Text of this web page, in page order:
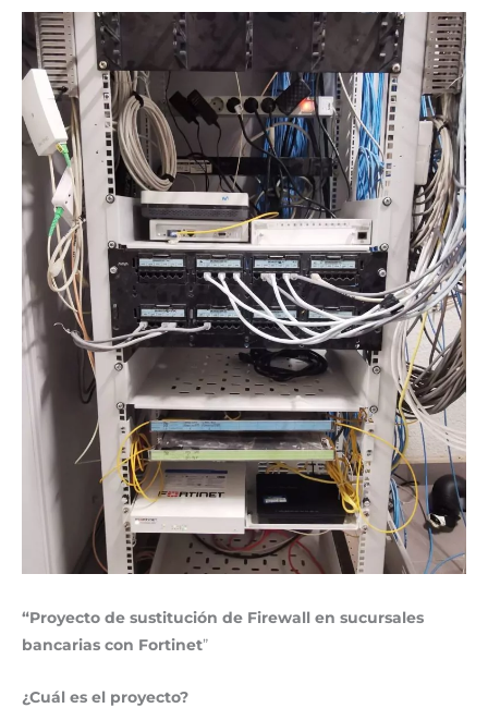
“Proyecto de sustitución de Firewall en sucursales
bancarias con Fortinet”
¿Cuál es el proyecto?